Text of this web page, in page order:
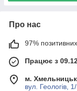
Про нас
97% позитивних
Працює з
м.
вул. Геологів,